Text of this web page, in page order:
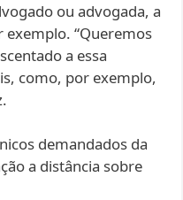
ou advogada, a
exemplo. “Queremos
a essa
como, por exemplo,
demandados da
a distância sobre